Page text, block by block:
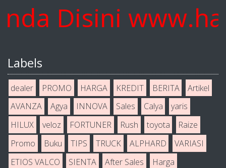
Disini
Labels
dealer PROMO HARGA KREDIT BERITA
Artikel
AVANZA
Agya INNOVA Sales Calya
yaris
HILUX
veloz FORTUNER Rush toyota
Raize
Promo
Buku TIPS TRUCK ALPHARD
VARIASI
ETIOS VALCO
SIENTA After Sales
Harga